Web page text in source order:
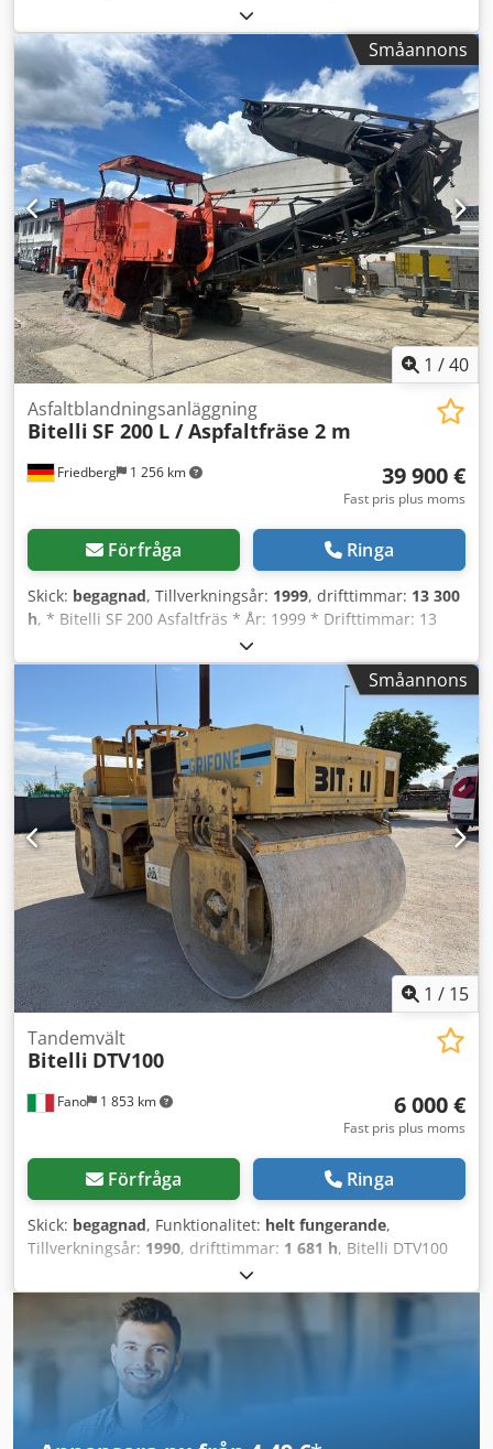
asfaltutläggare Bitelli CAT BB 651 C Årsmodell: 1999 Max
tillåten vikt: 14 500 kg Motortyp: Deutz F5L 912 Drifttimmar:
142 Gott allmänt skick Dsdpfx Aszr Ezzelfewa VI VÄRDERAR
INBYTE AV FORDON AV ALLA MÄRKEN: MAN, MERCEDES,
DAF, RENAULT, VOLVO, SCANIA, MED CIFA-, SERMAC- OCH
PUTZMEISTER-UTRUSTNING; SAMT
ENTREPRENADMASKINER FRÅN CATERPILLAR, FIAT
HITACHI, KOMATSU.
Småannons
1 /40
Friedberg 1 256 km
Asfaltblandningsanläggning
Bitelli SF 200 L / Aspfaltfräse 2 m
39 900 €
Fast pris plus moms
Förfråga Ringa
Skick: begagnad, Tillverkningsår: 1999, drifttimmar: 13 300
h, * Bitelli SF 200 Asfaltfräs * År: 1999 * Drifttimmar: 13
000 h * MB-motor * Fräsbredd: 2 m * Hydrauliskt utfällbart
band Dedpfx Aljzm Epbofowa * Vikt: 29 000 kg * Fler bilder
och videor finns tillgängliga via Whatsapp * Information
lämnas utan garanti och med reservation för
mellanförsäljning.
Småannons
1 / 15
Fano 1 853 km
Tandemvält
Bitelli DTV100
6 000 €
Fast pris plus moms
Förfråga Ringa
Skick: begagnad, Funktionalitet: helt fungerande,
Tillverkningsår: 1990, drifttimmar: 1 681 h, Bitelli DTV100
Grifone tandemvält Driftsvikt: 10 000 kg Motortyp: Deutz
BF4L 913 Turbo Dubbeldrift Dwjdszr E Afspfx Alfsa
Hydrostatisk vibration på båda trummorna
Kompakteringsbredd: 1 680 mm Drifttimmar: 1 901 Bra
allmänt skick VI BEDÖMER INBYTEN AV FORDON AV ALLA
MÄRKEN, MAN, MERCEDES, DAF, RENAULT, VOLVO,
SCANIA, MED UTRUSTNING FRÅN CIFA, SERMAC,